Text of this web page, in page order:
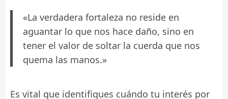
«La verdadera fortaleza no reside en
aguantar lo que nos hace daño, sino en
tener el valor de soltar la cuerda que nos
quema las manos.»
Es vital que identifiques cuándo tu interés por